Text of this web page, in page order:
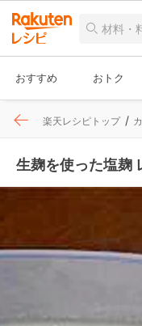
おすすめ おトク
楽天レシピトップ
生麹を使った塩麹